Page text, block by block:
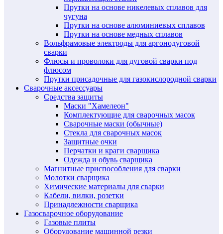
Прутки на основе никелевых сплавов для
чугуна
Прутки на основе алюминиевых сплавов
Прутки на основе медных сплавов
Вольфрамовые электроды для аргонодуговой
сварки
Флюсы и проволоки для дуговой сварки под
флюсом
Прутки присадочные для газокислородной сварки
Сварочные аксессуары
Средства защиты
Маски "Хамелеон"
Комплектующие для сварочных масок
Сварочные маски (обычные)
Стекла для сварочных масок
Защитные очки
Перчатки и краги сварщика
Одежда и обувь сварщика
Магнитные приспособления для сварки
Молотки сварщика
Химические материалы для сварки
Кабели, вилки, розетки
Принадлежности сварщика
Газосварочное оборудование
Газовые плиты
Оборудование машинной резки